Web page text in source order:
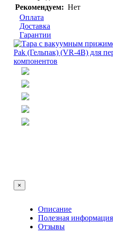
Рекомендуем: Нет
Оплата
Доставка
Гарантии
×
Описание
Полезная информация
Отзывы